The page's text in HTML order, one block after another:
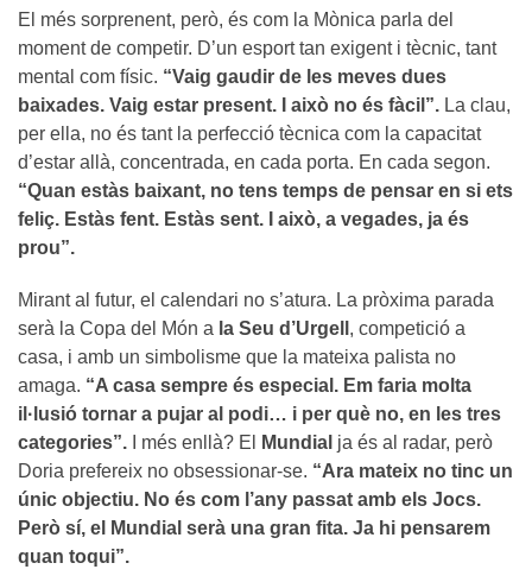
El més sorprenent, però, és com la Mònica parla del
moment de competir. D’un esport tan exigent i tècnic, tant
mental com físic. “Vaig gaudir de les meves dues
baixades. Vaig estar present. I això no és fàcil”. La clau,
per ella, no és tant la perfecció tècnica com la capacitat
d’estar allà, concentrada, en cada porta. En cada segon.
“Quan estàs baixant, no tens temps de pensar en si ets
feliç. Estàs fent. Estàs sent. I això, a vegades, ja és
prou”.
Mirant al futur, el calendari no s’atura. La pròxima parada
serà la Copa del Món a la Seu d’Urgell , competició a
casa, i amb un simbolisme que la mateixa palista no
amaga. “A casa sempre és especial. Em faria molta
il·lusió tornar a pujar al podi… i per què no, en les tres
categories”. I més enllà? El Mundial ja és al radar, però
Doria prefereix no obsessionar-se. “Ara mateix no tinc un
únic objectiu. No és com l’any passat amb els Jocs.
Però sí, el Mundial serà una gran fita. Ja hi pensarem
quan toqui”.